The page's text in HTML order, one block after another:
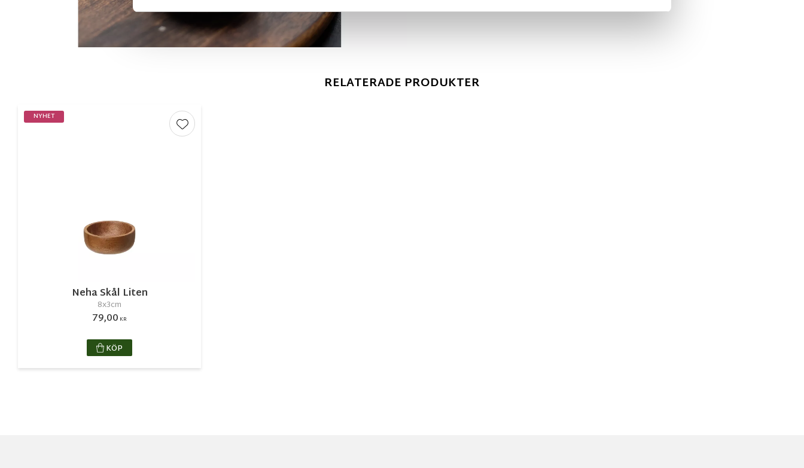
RELATERADE PRODUKTER
Neha Skål Liten
8x3cm
79,00 KR
NYHET
Lägg till i favoriter
KÖP